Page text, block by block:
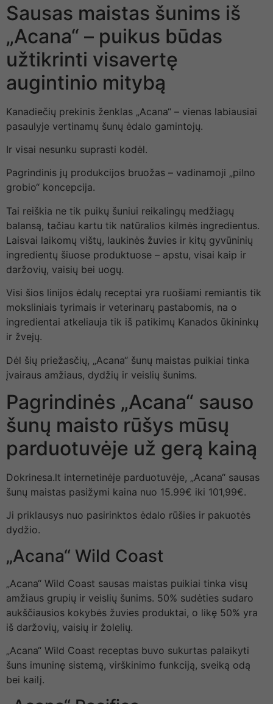
Sausas maistas šunims iš
„Acana“ – puikus būdas
užtikrinti visavertę
augintinio mitybą
Kanadiečių prekinis ženklas „Acana“ – vienas labiausiai
pasaulyje vertinamų šunų ėdalo gamintojų.
Ir visai nesunku suprasti kodėl.
Pagrindinis jų produkcijos bruožas – vadinamoji „pilno
grobio“ koncepcija.
Tai reiškia ne tik puikų šuniui reikalingų medžiagų
balansą, tačiau kartu tik natūralios kilmės ingredientus.
Laisvai laikomų vištų, laukinės žuvies ir kitų gyvūninių
ingredientų šiuose produktuose – apstu, visai kaip ir
daržovių, vaisių bei uogų.
Visi šios linijos ėdalų receptai yra ruošiami remiantis tik
moksliniais tyrimais ir veterinarų pastabomis, na o
ingredientai atkeliauja tik iš patikimų Kanados ūkininkų
ir žvejų.
Dėl šių priežasčių, „Acana“ šunų maistas puikiai tinka
įvairaus amžiaus, dydžių ir veislių šunims.
Pagrindinės „Acana“ sauso
šunų maisto rūšys mūsų
parduotuvėje už gerą kainą
Dokrinesa.lt internetinėje parduotuvėje, „Acana“ sausas
šunų maistas pasižymi kaina nuo 15.99€ iki 101,99€.
Ji priklausys nuo pasirinktos ėdalo rūšies ir pakuotės
dydžio.
„Acana“ Wild Coast
„Acana“ Wild Coast sausas maistas puikiai tinka visų
amžiaus grupių ir veislių šunims. 50% sudėties sudaro
aukščiausios kokybės žuvies produktai, o likę 50% yra
iš daržovių, vaisių ir žolelių.
„Acana“ Wild Coast receptas buvo sukurtas palaikyti
šuns imuninę sistemą, virškinimo funkciją, sveiką odą
bei kailį.